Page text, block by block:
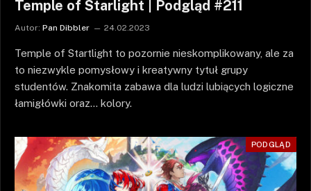
Temple of Starlight | Podgląd #211
Autor: Pan Dibbler 24.02.2023
Temple of Startlight to pozornie nieskomplikowany, ale za
to niezwykle pomysłowy i kreatywny tytuł grupy
studentów. Znakomita zabawa dla ludzi lubiących logiczne
łamigłówki oraz… kolory.
PODGLĄD